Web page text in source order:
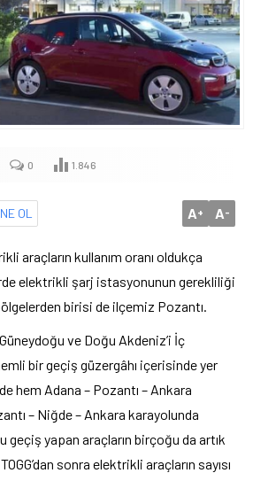
0 1.846
OL A+ A-
araçların kullanım oranı oldukça
elektrikli şarj istasyonunun gerekliliği
birisi de ilçemiz Pozantı.
ve Doğu Akdeniz’i İç
bir geçiş güzergâhı içerisinde yer
hem Adana – Pozantı – Ankara
– Niğde – Ankara karayolunda
geçiş yapan araçların birçoğu da artık
sonra elektrikli araçların sayısı